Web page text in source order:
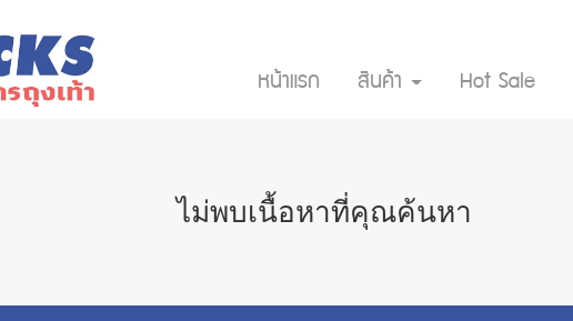
หน้าแรก สินค้า Hot Sale
ไม่พบเนื้อหาที่คุณค้นหา